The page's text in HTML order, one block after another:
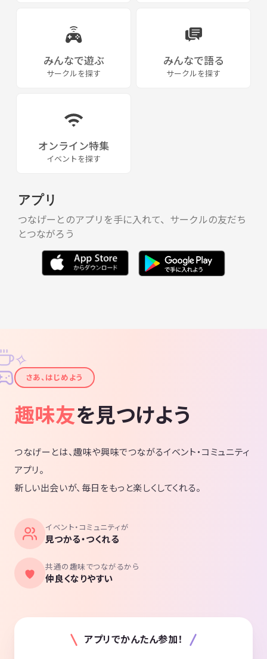
みんなで遊ぶ
サークルを探す
みんなで語る
サークルを探す
オンライン特集
イベントを探す
アプリ
つなげーとのアプリを手に入れて、サークルの友だち
とつながろう
✦
✧
さあ、はじめよう
趣味友を見つけよう
つなげーとは、趣味や興味でつながるイベント・コミュニティ
アプリ。
新しい出会いが、毎日をもっと楽しくしてくれる。
イベント・コミュニティが
見つかる・つくれる
共通の趣味でつながるから
仲良くなりやすい
アプリでかんたん参加！